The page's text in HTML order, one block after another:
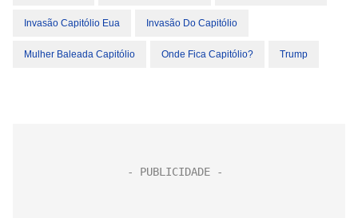
Invasão Capitólio Eua Invasão Do Capitólio
Mulher Baleada Capitólio Onde Fica Capitólio? Trump